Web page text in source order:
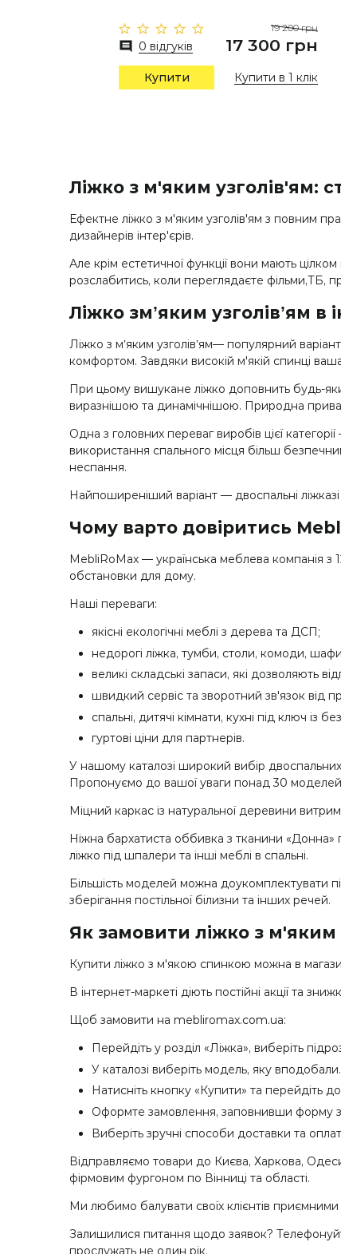
0 відгуків
19 200 грн
17 300 грн
Купити Купити в 1 клік
Ліжко з м'яким узголів'ям:
Ефектне ліжко з м'яким узголів'ям з повним
дизайнерів інтер'єрів.
Але крім естетичної функції вони мають
розслабитись, коли переглядаєте фільми,ТБ,
Ліжко змʼяким узголівʼям в
Ліжко з мʼяким узголівʼям— популярний
комфортом. Завдяки високій м'якій спинці
При цьому вишукане ліжко доповнить будь-
виразнішою та динамічнішою. Природна
Одна з головних переваг виробів цієї
використання спального місця більш
неспання.
Найпоширеніший варіант — двоспальні
Чому варто довіритись
MebliRoMax — українська меблева компанія з
обстановки для дому.
Наші переваги:
​​якісні екологічні меблі з дерева та ДСП;
недорогі ліжка, тумби, столи, комоди,
великі складські запаси, які дозволяють
швидкий сервіс та зворотний зв'язок від
спальні, дитячі кімнати, кухні під ключ із
гуртові ціни для партнерів.
У нашому каталозі широкий вибір
Пропонуємо до вашої уваги понад 30 моделей
Міцний каркас із натуральної деревини
Ніжна бархатиста оббивка з тканини «Донна»
ліжко під шпалери та інші меблі в спальні.
Більшість моделей можна доукомплектувати
зберігання постільної білизни та інших речей.
Як замовити ліжко з м'яким
Купити ліжко з м'якою спинкою можна в
В інтернет-маркеті діють постійні акції та
Щоб замовити на mebliromax.com.ua:
Перейдіть у розділ «Ліжка», виберіть
У каталозі виберіть модель, яку вподобали.
Натисніть кнопку «Купити» та перейдіть
Оформте замовлення, заповнивши форму
Виберіть зручні способи доставки та
Відправляємо товари до Києва, Харкова,
фірмовим фургоном по Вінниці та області.
Ми любимо балувати своїх клієнтів
Залишилися питання щодо заявок?
прослужать не один рік.